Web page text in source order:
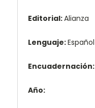
Editorial:Alianza
Lenguaje:Español
Encuadernación:
Año: